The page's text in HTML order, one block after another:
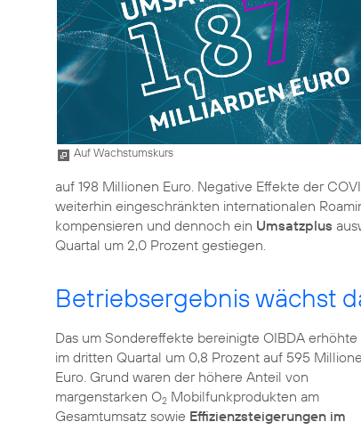
Auf Wachstumskurs
auf 198 Millionen Euro. Negative Effekte der
weiterhin eingeschränkten internationalen
kompensieren und dennoch ein Umsatzplus
Quartal um 2,0 Prozent gestiegen.
Betriebsergebnis wächst
Das um Sondereffekte bereinigte OIBDA erhöhte
im dritten Quartal um 0,8 Prozent auf 595
Euro. Grund waren der höhere Anteil von
margenstarken O2 Mobilfunkprodukten am
Gesamtumsatz sowie Effizienzsteigerungen im